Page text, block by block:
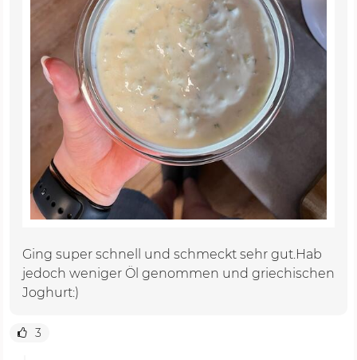
Ging super schnell und schmeckt sehr gut.Hab
jedoch weniger Öl genommen und griechischen
Joghurt:)
3